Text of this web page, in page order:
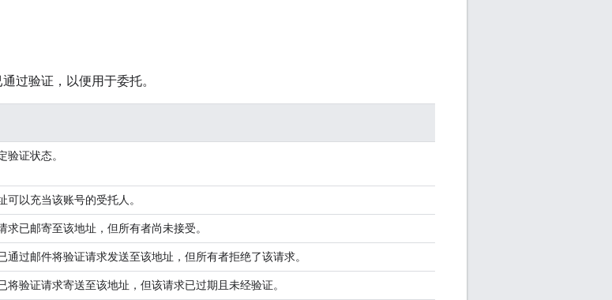
过验证，以便用于委托。
验证状态。
可以充当该账号的受托人。
求已邮寄至该地址，但所有者尚未接受。
通过邮件将验证请求发送至该地址，但所有者拒绝了该请求。
将验证请求寄送至该地址，但该请求已过期且未经验证。